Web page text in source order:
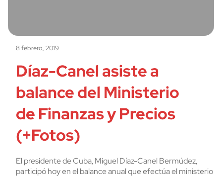
8 febrero, 2019
Díaz-Canel asiste a
balance del Ministerio
de Finanzas y Precios
(+Fotos)
El presidente de Cuba, Miguel Díaz-Canel Bermúdez,
participó hoy en el balance anual que efectúa el ministerio